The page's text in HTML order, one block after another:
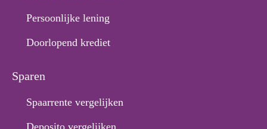
Persoonlijke lening
Doorlopend krediet
Sparen
Spaarrente vergelijken
Deposito vergelijken